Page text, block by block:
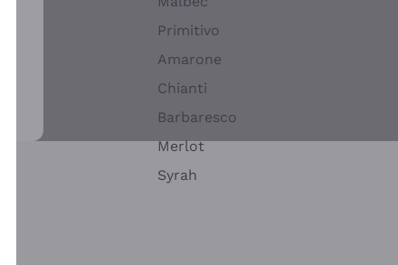
Primitivo
Amarone
Chianti
Barbaresco
Merlot
Syrah